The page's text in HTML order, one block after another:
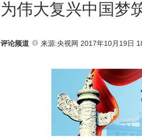
为伟大复兴中国梦
评论频道 来源:央视网 2017年10月19日